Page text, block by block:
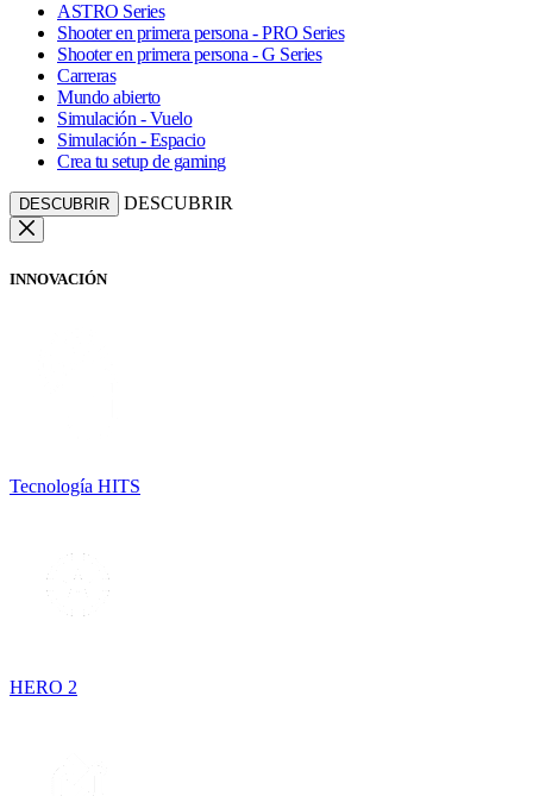
ASTRO Series
Shooter en primera persona - PRO Series
Shooter en primera persona - G Series
Carreras
Mundo abierto
Simulación - Vuelo
Simulación - Espacio
Crea tu setup de gaming
DESCUBRIR DESCUBRIR
INNOVACIÓN
Tecnología HITS
HERO 2